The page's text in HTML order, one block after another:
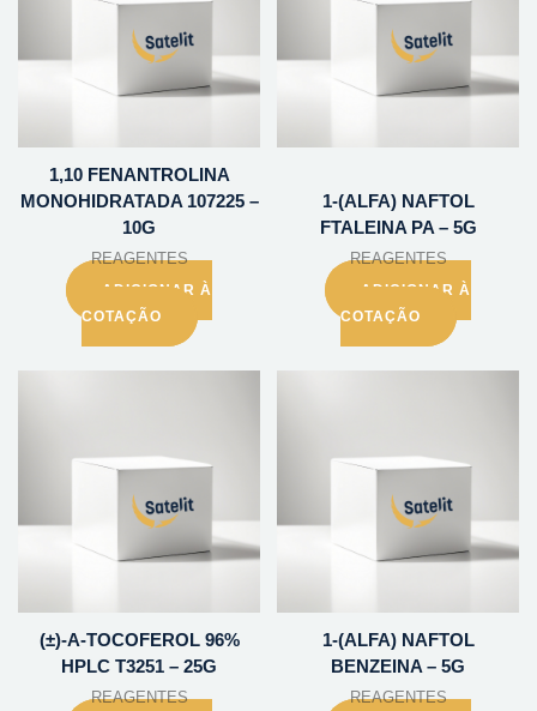
1,10 FENANTROLINA
MONOHIDRATADA 107225 –
10G
REAGENTES
ADICIONAR À
COTAÇÃO
1-(ALFA) NAFTOL
FTALEINA PA – 5G
REAGENTES
ADICIONAR À
COTAÇÃO
(±)-A-TOCOFEROL 96%
HPLC T3251 – 25G
REAGENTES
1-(ALFA) NAFTOL
BENZEINA – 5G
REAGENTES